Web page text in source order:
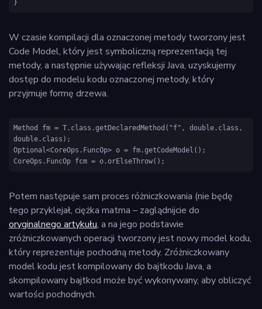
W czasie kompilacji dla oznaczonej metody tworzony jest
Code Model, który jest symboliczną reprezentacją tej
metody, a następnie używając refleksji Java, uzyskujemy
dostęp do modelu kodu oznaczonej metody, który
przyjmuje formę drzewa.
Method fm = T.class.getDeclaredMethod("f", double.class,
double.class);
Optional<CoreOps.FuncOp> o = fm.getCodeModel();
Potem następuje sam proces różniczkowania (nie będę
tego przyklejał, ciężka matma – zaglądnijcie do
oryginalnego artykułu, a na jego podstawie
zróżniczkowanych operacji tworzony jest nowy model kodu,
który reprezentuje pochodną metody. Zróżniczkowany
model kodu jest kompilowany do bajtkodu Java, a
skompilowany bajtkod może być wykonywany, aby obliczyć
wartości pochodnych.